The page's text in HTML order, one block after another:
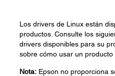
Los drivers de Linux están
productos. Consulte los
drivers disponibles para su
sobre cómo usar un producto
Nota: Epson no proporciona